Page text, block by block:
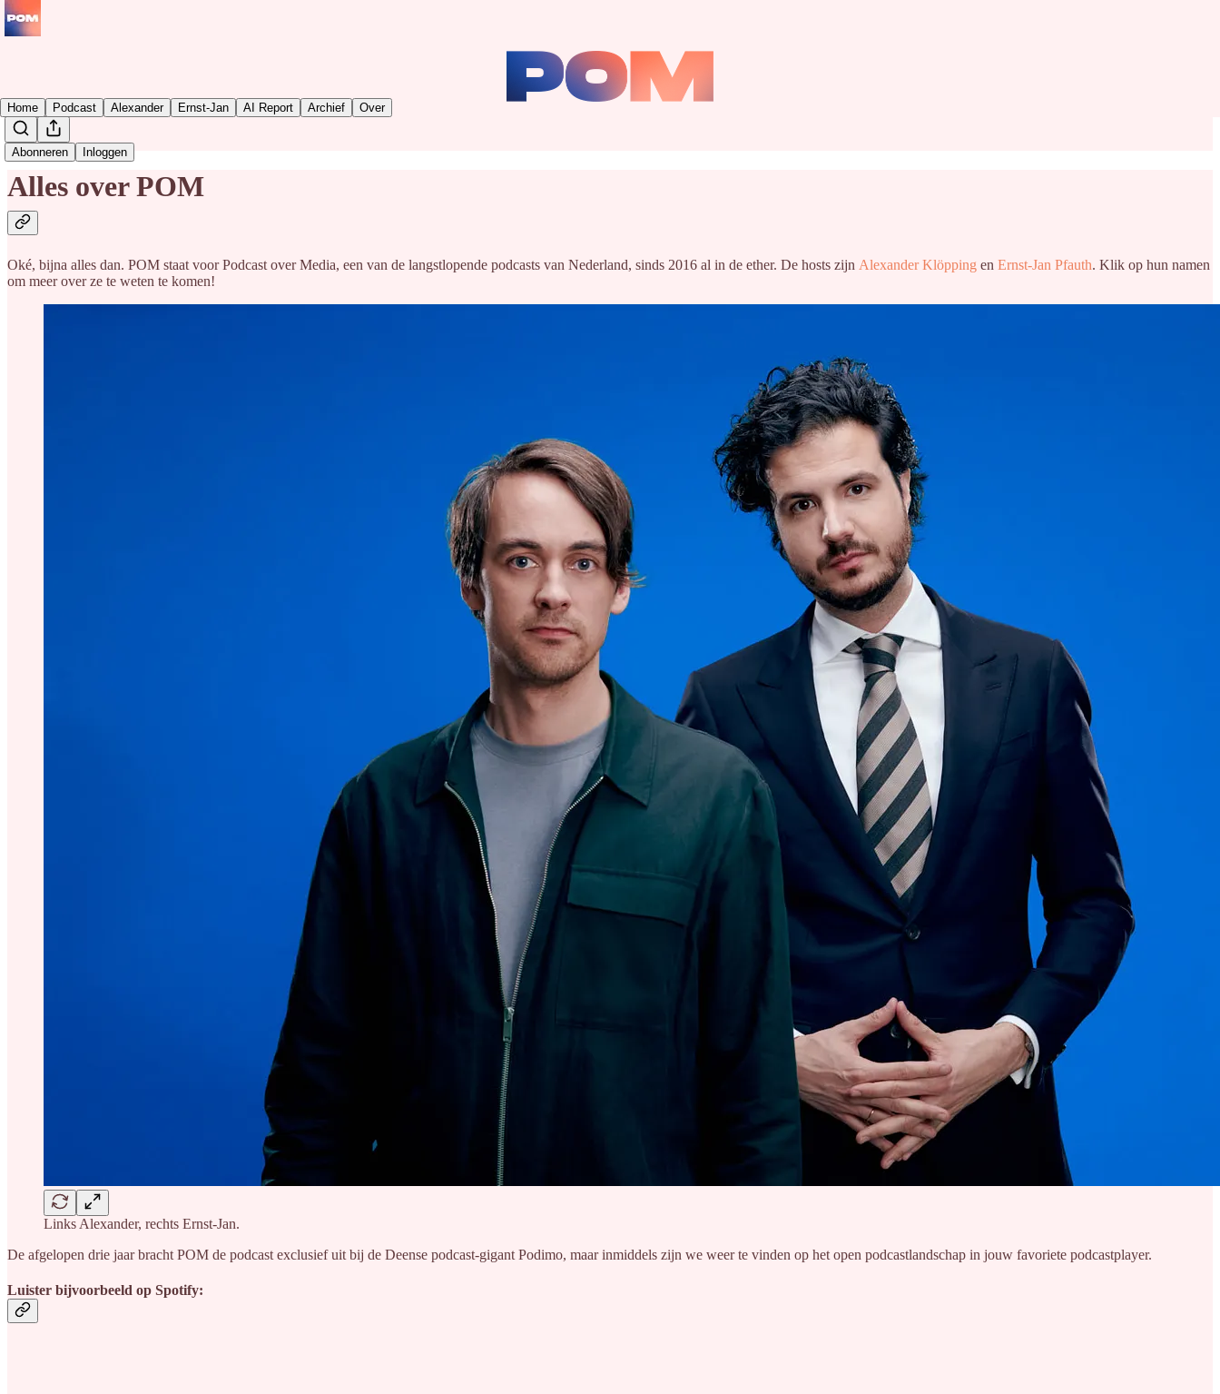
Abonneren Inloggen
Home Podcast Alexander Ernst-Jan AI Report Archief Over
Alles over POM
Oké, bijna alles dan. POM staat voor Podcast over Media, een van de langstlopende podcasts van Nederland, sinds 2016 al in de ether. De hosts zijn Alexander Klöpping en Ernst-Jan Pfauth. Klik op hun namen
om meer over ze te weten te komen!
Links Alexander, rechts Ernst-Jan.
De afgelopen drie jaar bracht POM de podcast exclusief uit bij de Deense podcast-gigant Podimo, maar inmiddels zijn we weer te vinden op het open podcastlandschap in jouw favoriete podcastplayer.
Luister bijvoorbeeld op Spotify: